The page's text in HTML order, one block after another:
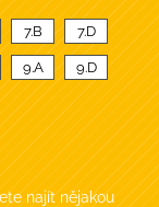
7.B 7.D
9.A 9.D
najít nějakou